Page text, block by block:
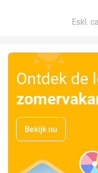
Eskl.
Ontdek de
Bekijk nu